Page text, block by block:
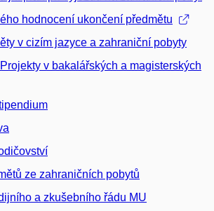
hodnocení ukončení předmětu
v cizím jazyce a zahraniční pobyty
v bakalářských a magisterských
ze zahraničních pobytů
a zkušebního řádu MU